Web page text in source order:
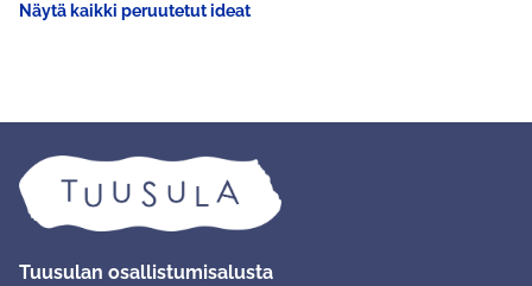
Näytä kaikki peruutetut ideat
Tuusulan osallistumisalusta